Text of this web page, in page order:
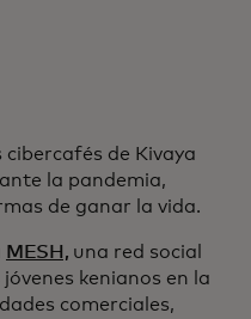
de Kivaya
la pandemia,
de ganar la vida.
MESH, una red social
kenianos en la
comerciales,